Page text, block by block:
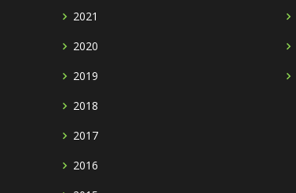
2021
2020
2019
2018
2017
2016